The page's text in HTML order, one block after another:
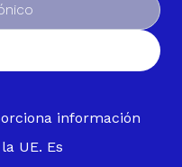
información
UE. Es